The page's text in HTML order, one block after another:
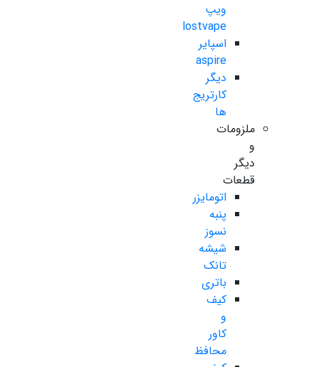
ویپ
lostvape
اسپایر
aspire
دیگر
کارتریج
ها
ملزومات
و
دیگر
قطعات
اتومایزر
پنبه
نسوز
شیشه
تانک
باتری
کیف
و
کاور
محافظ